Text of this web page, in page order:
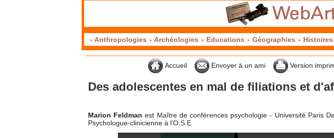
Anthropologies Archéologies Educations Géographies Histoires
Accueil Envoyer à un ami Version
Des adolescentes en mal de filiations et
Marion Feldman est Maître de conférences psychologie - Université Paris
Psychologue-clinicienne à l’O.S.E